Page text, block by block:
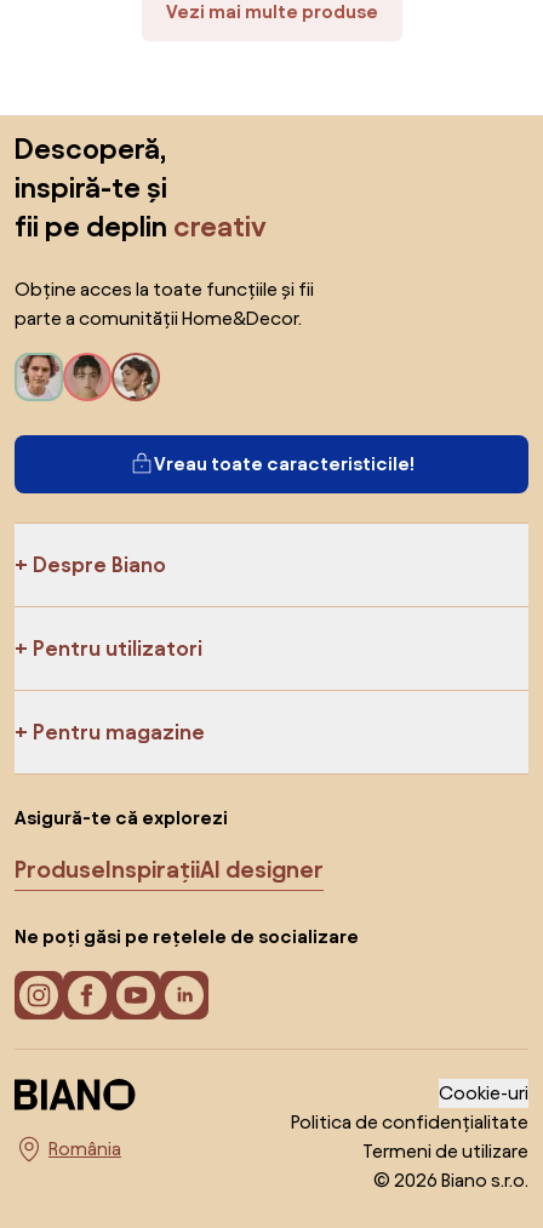
Vezi mai multe produse
Descoperă,
inspiră-te și
fii pe deplin creativ
Obține acces la toate funcțiile și fii
parte a comunității Home&Decor.
Vreau toate caracteristicile!
Despre Biano
Pentru utilizatori
Pentru magazine
Asigură-te că explorezi
ProduseInspirațiiAI designer
Ne poți găsi pe rețelele de socializare
Alege țara
Cookie-uri
Politica de confidențialitate
Termeni de utilizare
© 2026 Biano s.r.o.